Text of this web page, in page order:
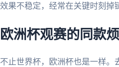
效果不稳定，经常在关键时刻掉
欧洲杯观赛的同款
不止世界杯，欧洲杯也是一样。